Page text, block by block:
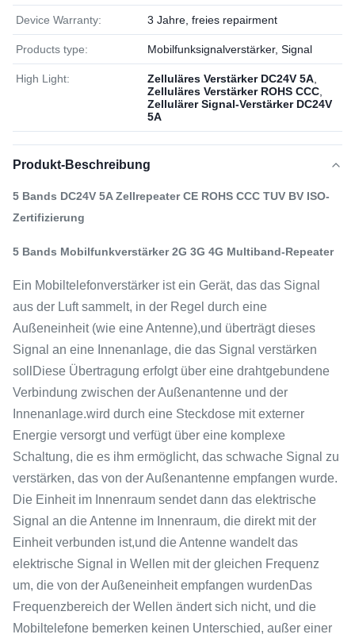
Device Warranty: 3 Jahre, freies repairment
Products type: Mobilfunksignalverstärker, Signal
High Light: Zelluläres Verstärker DC24V 5A
Zelluläres Verstärker ROHS CCC
Zellulärer Signal-Verstärker DC24V
5A
Produkt-Beschreibung
5 Bands DC24V 5A Zellrepeater CE ROHS CCC TUV BV ISO-
Zertifizierung
5 Bands Mobilfunkverstärker 2G 3G 4G Multiband-Repeater
Ein Mobiltelefonverstärker ist ein Gerät, das das Signal
aus der Luft sammelt, in der Regel durch eine
Außeneinheit (wie eine Antenne),und überträgt dieses
Signal an eine Innenanlage, die das Signal verstärken
sollDiese Übertragung erfolgt über eine drahtgebundene
Verbindung zwischen der Außenantenne und der
Innenanlage.wird durch eine Steckdose mit externer
Energie versorgt und verfügt über eine komplexe
Schaltung, die es ihm ermöglicht, das schwache Signal zu
verstärken, das von der Außenantenne empfangen wurde.
Die Einheit im Innenraum sendet dann das elektrische
Signal an die Antenne im Innenraum, die direkt mit der
Einheit verbunden ist,und die Antenne wandelt das
elektrische Signal in Wellen mit der gleichen Frequenz
um, die von der Außeneinheit empfangen wurdenDas
Frequenzbereich der Wellen ändert sich nicht, und die
Mobiltelefone bemerken keinen Unterschied, außer einer